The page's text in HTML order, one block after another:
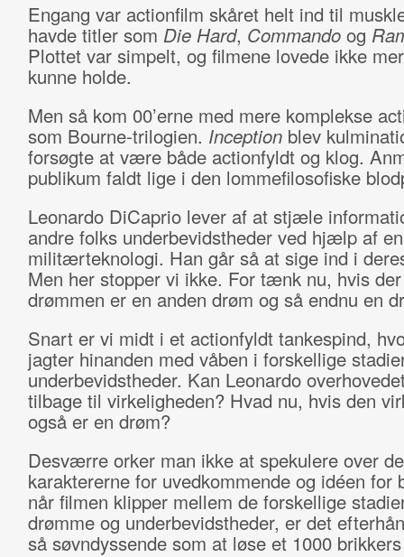
Engang var actionfilm skåret helt ind til
havde titler som Die Hard, Commandoog
Plottet var simpelt, og filmene lovede ikke
kunne holde.
Men så kom 00’erne med mere komplekse
som Bourne-trilogien. Inceptionblev
forsøgte at være både actionfyldt og klog.
publikum faldt lige i den lommefilosofiske
Leonardo DiCaprio lever af at stjæle
andre folks underbevidstheder ved hjælp af en
militærteknologi. Han går så at sige ind i
Men her stopper vi ikke. For tænk nu, hvis
drømmen er en anden drøm og så endnu en
Snart er vi midt i et actionfyldt tankespind,
jagter hinanden med våben i forskellige
underbevidstheder. Kan Leonardo
tilbage til virkeligheden? Hvad nu, hvis den
også er en drøm?
Desværre orker man ikke at spekulere over
karaktererne for uvedkommende og idéen for
når filmen klipper mellem de forskellige
drømme og underbevidstheder, er det
så søvndyssende som at løse et 1000